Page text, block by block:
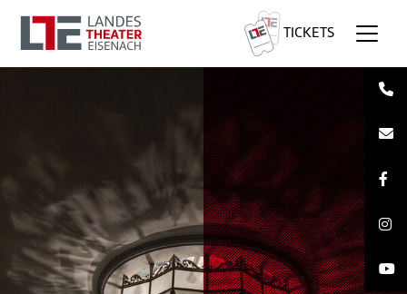
TICKETS